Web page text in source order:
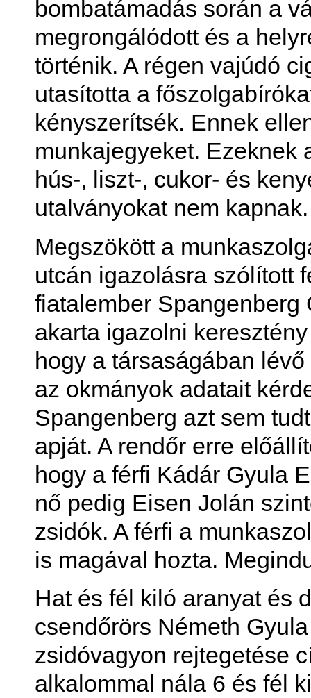
bombatámadás során a
megrongálódott és a
történik. A régen vajúdó
utasította a
kényszerítsék. Ennek
munkajegyeket. Ezeknek
hús-, liszt-, cukor- és
utalványokat nem kapnak.
Megszökött a
utcán igazolásra szólított
fiatalember Spangenberg
akarta igazolni
hogy a társaságában
az okmányok adatait
Spangenberg azt sem
apját. A rendőr erre
hogy a férfi Kádár Gyula
nő pedig Eisen Jolán
zsidók. A férfi a
is magával hozta.
Hat és fél kiló aranyat és
csendőrörs Németh
zsidóvagyon rejtegetése
alkalommal nála 6 és fél